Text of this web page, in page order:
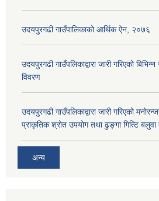
उदयपुरगढी गाउँपालिकाको आर्थिक ऐन, २०७६
उदयपुरगढी गाउँपलिकाद्वारा जारी गरिएको
विवरण
उदयपुरगढी गाउँपलिकाद्वारा जारी गरिएको
प्राकृतिक श्रोत उपयोग तथा ढुङ्गा गित्टि
अन्य